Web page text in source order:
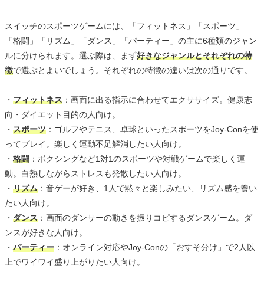
スイッチのスポーツゲームには、「フィットネス」「スポーツ」
「格闘」「リズム」「ダンス」「パーティー」の主に6種類のジャン
ルに分けられます。選ぶ際は、まず好きなジャンルとそれぞれの特
徴で選ぶとよいでしょう。それぞれの特徴の違いは次の通りです。
・ フィットネス ：画面に出る指示に合わせてエクササイズ。健康志
向・ダイエット目的の人向け。
・ スポーツ ：ゴルフやテニス、卓球といったスポーツをJoy-Conを使
ってプレイ。楽しく運動不足解消したい人向け。
・ 格闘 ：ボクシングなど1対1のスポーツや対戦ゲームで楽しく運
動。白熱しながらストレスも発散したい人向け。
・ リズム ：音ゲーが好き、1人で黙々と楽しみたい、リズム感を養い
たい人向け。
・ ダンス ：画面のダンサーの動きを振りコピするダンスゲーム。ダ
ンスが好きな人向け。
・ パーティー ：オンライン対応やJoy-Conの「おすそ分け」で2人以
上でワイワイ盛り上がりたい人向け。